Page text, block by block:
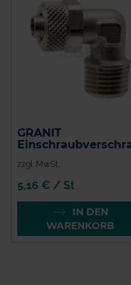
GRANIT
zzgl. MwSt.
5,16 € / St
IN DEN
WARENKORB